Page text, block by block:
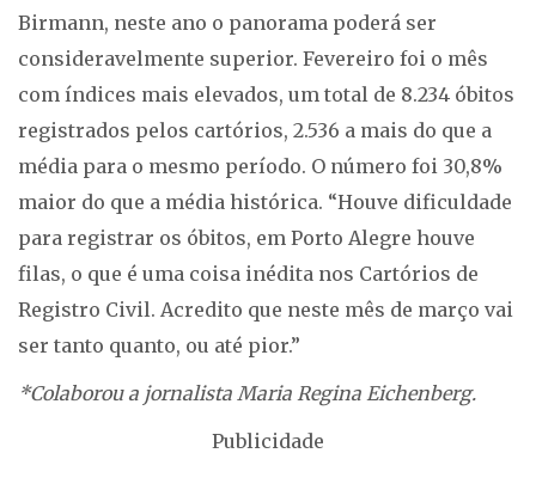
Birmann, neste ano o panorama poderá ser
consideravelmente superior. Fevereiro foi o mês
com índices mais elevados, um total de 8.234 óbitos
registrados pelos cartórios, 2.536 a mais do que a
média para o mesmo período. O número foi 30,8%
maior do que a média histórica. “Houve dificuldade
para registrar os óbitos, em Porto Alegre houve
filas, o que é uma coisa inédita nos Cartórios de
Registro Civil. Acredito que neste mês de março vai
ser tanto quanto, ou até pior.”
*Colaborou a jornalista Maria Regina Eichenberg.
Publicidade